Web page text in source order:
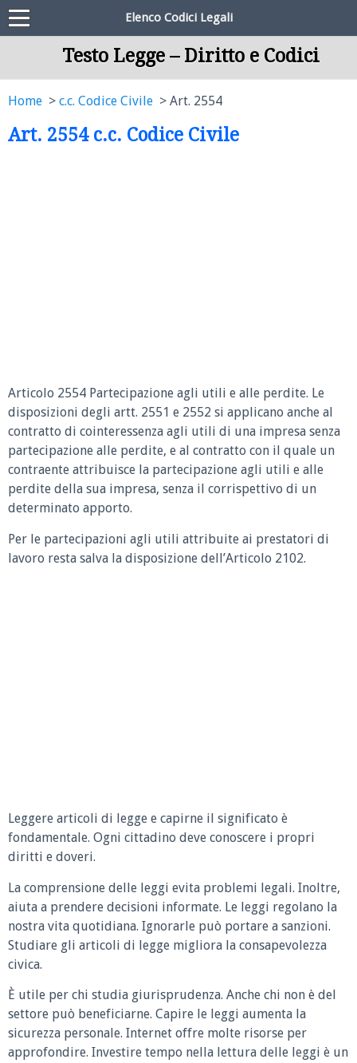
Elenco Codici Legali
Testo Legge – Diritto e Codici
Home c.c. Codice Civile Art. 2554
Art. 2554 c.c. Codice Civile
Articolo 2554 Partecipazione agli utili e alle perdite. Le
disposizioni degli artt. 2551 e 2552 si applicano anche al
contratto di cointeressenza agli utili di una impresa senza
partecipazione alle perdite, e al contratto con il quale un
contraente attribuisce la partecipazione agli utili e alle
perdite della sua impresa, senza il corrispettivo di un
determinato apporto.
Per le partecipazioni agli utili attribuite ai prestatori di
lavoro resta salva la disposizione dell’Articolo 2102.
Leggere articoli di legge e capirne il significato è
fondamentale. Ogni cittadino deve conoscere i propri
diritti e doveri.
La comprensione delle leggi evita problemi legali. Inoltre,
aiuta a prendere decisioni informate. Le leggi regolano la
nostra vita quotidiana. Ignorarle può portare a sanzioni.
Studiare gli articoli di legge migliora la consapevolezza
civica.
È utile per chi studia giurisprudenza. Anche chi non è del
settore può beneficiarne. Capire le leggi aumenta la
sicurezza personale. Internet offre molte risorse per
approfondire. Investire tempo nella lettura delle leggi è un